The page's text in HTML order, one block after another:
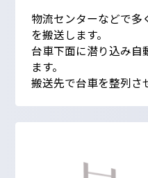
物流センターなどで
を搬送します。
台車下面に潜り込み自
ます。
搬送先で台車を整列さ